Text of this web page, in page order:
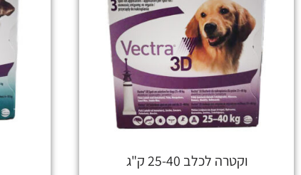
וקטרה לכלב 25-40 ק"ג